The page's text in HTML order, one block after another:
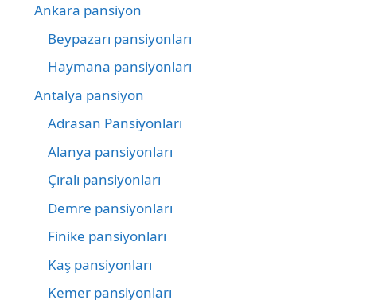
Ankara pansiyon
Beypazarı pansiyonları
Haymana pansiyonları
Antalya pansiyon
Adrasan Pansiyonları
Alanya pansiyonları
Çıralı pansiyonları
Demre pansiyonları
Finike pansiyonları
Kaş pansiyonları
Kemer pansiyonları